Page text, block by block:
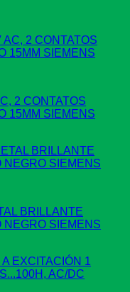
2 CONTATOS
15MM SIEMENS
BRILLANTE
NEGRO SIEMENS